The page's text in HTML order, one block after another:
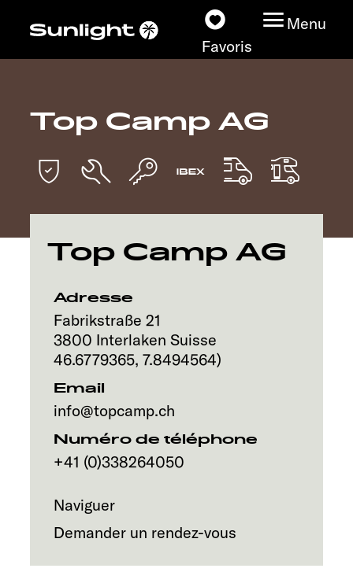
Favoris
Menu
Nos modèles
Configurateur
Recherchez votre
Sunlight
Découvrir
Service
Top Camp AG
Top Camp AG
Adresse
Fabrikstraße 21
3800 Interlaken Suisse
46.6779365, 7.8494564)
Email
info@topcamp.ch
Numéro de téléphone
+41 (0)338264050
Naviguer
Demander un rendez-vous